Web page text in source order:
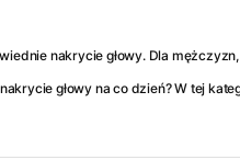
nakrycie głowy. Dla
głowy na co dzień? W tej